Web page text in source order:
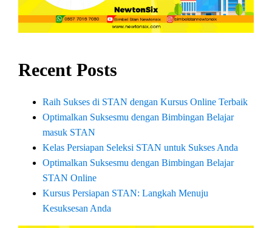
Recent Posts
Raih Sukses di STAN dengan Kursus Online Terbaik
Optimalkan Suksesmu dengan Bimbingan Belajar
masuk STAN
Kelas Persiapan Seleksi STAN untuk Sukses Anda
Optimalkan Suksesmu dengan Bimbingan Belajar
STAN Online
Kursus Persiapan STAN: Langkah Menuju
Kesuksesan Anda